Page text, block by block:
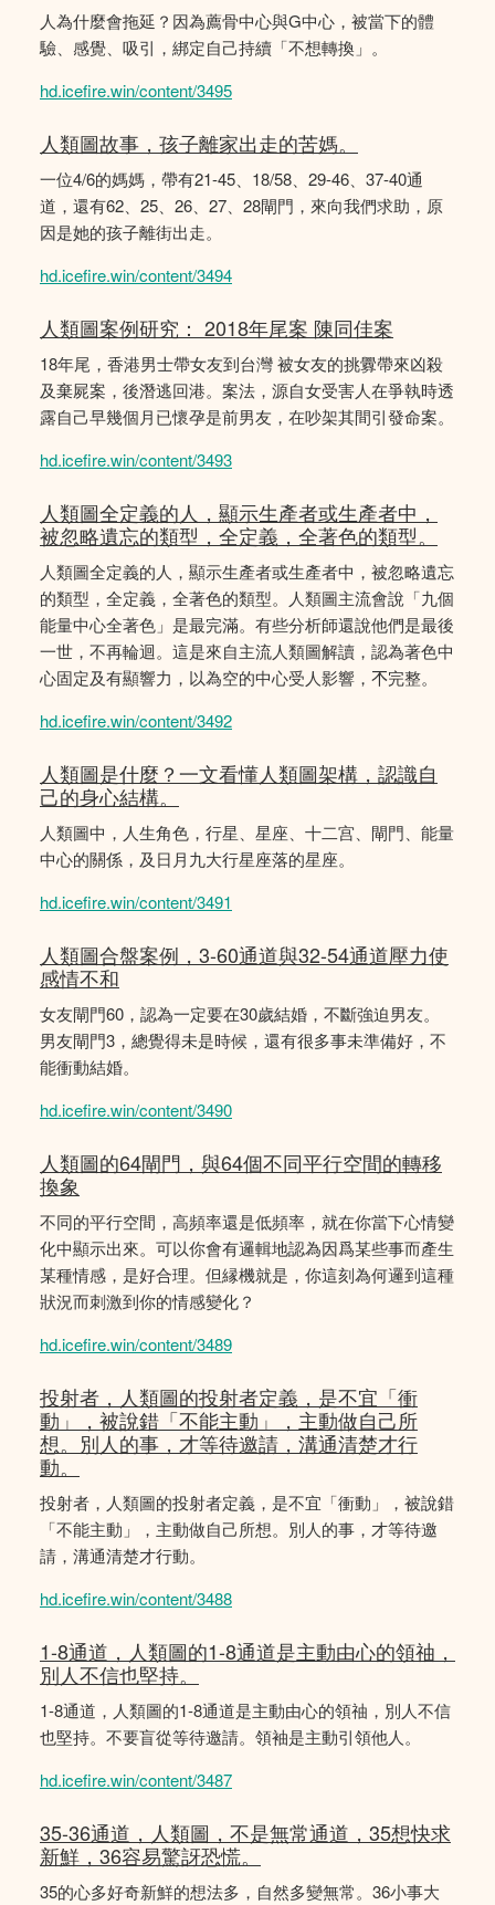
人為什麼會拖延？因為薦骨中心與G中心，被當下的體
驗、感覺、吸引，綁定自己持續「不想轉換」。
hd.icefire.win/content/3495
人類圖故事，孩子離家出走的苦媽。
一位4/6的媽媽，帶有21-45、18/58、29-46、37-40通
道，還有62、25、26、27、28閘門，來向我們求助，原
因是她的孩子離街出走。
hd.icefire.win/content/3494
人類圖案例研究： 2018年尾案 陳同佳案
18年尾，香港男士帶女友到台灣 被女友的挑釁帶來凶殺
及棄屍案，後潛逃回港。案法，源自女受害人在爭執時透
露自己早幾個月已懷孕是前男友，在吵架其間引發命案。
hd.icefire.win/content/3493
人類圖全定義的人，顯示生產者或生產者中，
被忽略遺忘的類型，全定義，全著色的類型。
人類圖全定義的人，顯示生產者或生產者中，被忽略遺忘
的類型，全定義，全著色的類型。人類圖主流會說「九個
能量中心全著色」是最完滿。有些分析師還說他們是最後
一世，不再輪迴。這是來自主流人類圖解讀，認為著色中
心固定及有顯響力，以為空的中心受人影響，𣎴完整。
hd.icefire.win/content/3492
人類圖是什麼？一文看懂人類圖架構，認識自
己的身心結構。
人類圖中，人生角色，行星、星座、十二宫、閘門、能量
中心的關係，及日月九大行星座落的星座。
hd.icefire.win/content/3491
人類圖合盤案例，3-60通道與32-54通道壓力使
感情不和
女友閘門60，認為一定要在30歲結婚，不斷強迫男友。
男友閘門3，總覺得未是時候，還有很多事未準備好，不
能衝動結婚。
hd.icefire.win/content/3490
人類圖的64閘門，與64個不同平行空間的轉移
換象
不同的平行空間，高頻率還是低頻率，就在你當下心情變
化中顯示出來。可以你會有邏輯地認為因爲某些事而產生
某種情感，是好合理。但縁機就是，你這刻為何邏到這種
狀況而刺激到你的情感變化？
hd.icefire.win/content/3489
投射者，人類圖的投射者定義，是不宜「衝
動」，被說錯「不能主動」，主動做自己所
想。別人的事，才等待邀請，溝通清楚才行
動。
投射者，人類圖的投射者定義，是不宜「衝動」，被說錯
「不能主動」，主動做自己所想。別人的事，才等待邀
請，溝通清楚才行動。
hd.icefire.win/content/3488
1-8通道，人類圖的1-8通道是主動由心的領䄂，
別人不信也堅持。
1-8通道，人類圖的1-8通道是主動由心的領䄂，別人不信
也堅持。不要盲從等待邀請。領袖是主動引領他人。
hd.icefire.win/content/3487
35-36通道，人類圖，不是無常通道，35想快求
新鮮，36容易驚訝恐慌。
35的心多好奇新鮮的想法多，自然多變無常。36小事大